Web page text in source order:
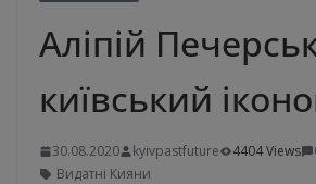
Аліпій
київський
30.08.2020 kyivpastfuture 4404 Views
Видатні Кияни